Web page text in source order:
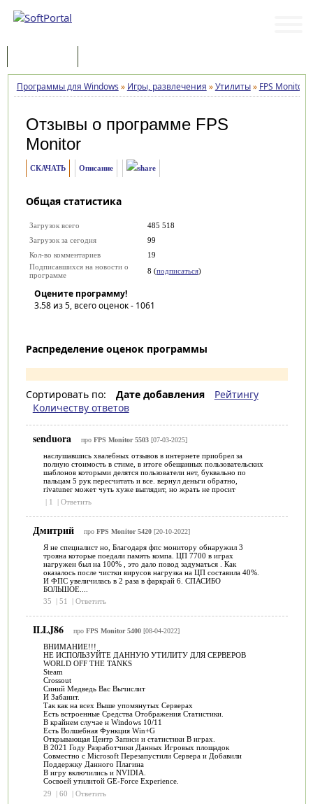
Программы для Windows » Игры, развлечения »Утилиты» FPS Monitor
Отзывы о программе FPS
Monitor
СКАЧАТЬ Описание
Общая статистика
Загрузок всего
485 518
Загрузок за сегодня
99
Кол-во комментариев
19
Подписавшихся на новости о
программе
8 (подписаться)
Оцените программу!
3.58из 5, всего оценок - 1061
Распределение оценок программы
Сортировать по: Дате добавления
Рейтингу
Количеству ответов
senduora про FPS Monitor 5503[07-03-2025]
наслушавшись хвалебных отзывов в интернете приобрел за
полную стоимость в стиме, в итоге обещанных пользовательских
шаблонов которыми делятся пользователи нет, буквально по
пальцам 5 рук пересчитать и все. вернул деньги обратно,
rivatuner может чуть хуже выглядит, но жрать не просит
| 1 | Ответить
Дмитрий про FPS Monitor 5420[20-10-2022]
Я не специалист но, Благодаря фпс монитору обнаружил 3
трояна которые поедали память компа. ЦП 7700 в играх
нагружен был на 100% , это дало повод задуматься . Как
оказалось после чистки вирусов нагрузка на ЦП составила 40%.
И ФПС увеличилась в 2 раза в фаркрай 6. СПАСИБО
БОЛЬШОЕ....
35
| 51 | Ответить
ILLJ86 про FPS Monitor 5400[08-04-2022]
ВНИМАНИЕ!!!
НЕ ИСПОЛЬЗУЙТЕ ДАННУЮ УТИЛИТУ ДЛЯ СЕРВЕРОВ
WORLD OFF THE TANKS
Steam
Crossout
Синий Медведь Вас Вычислит
И Забанит.
Так как на всех Выше упомянутых Серверах
Есть встроенные Средства Отображения Статистики.
В крайнем случае н Windows 10/11
Есть Волшебная Функция Win+G
Открывающая Центр Записи и статистики В играх.
В 2021 Году Разработчики Данных Игровых площадок
Совместно с Microsoft Перезапустили Сервера и Добавили
Поддержку Данного Плагина
В игру включились и NVIDIA.
Сосвоей утилитой GE-Force Experience.
29
| 60 | Ответить